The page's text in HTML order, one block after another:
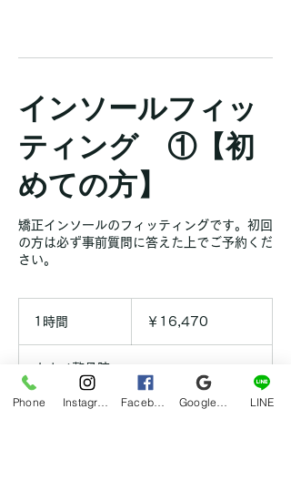
インソールフィッ
ティング ①【初
めての方】
矯正インソールのフィッティングです。初回
の方は必ず事前質問に答えた上でご予約くだ
さい。
1時間 ￥16,470
カナメ整骨院
Phone LINE